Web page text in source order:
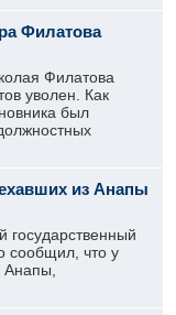
Филатова
Филатова
уволен. Как
был
из Анапы
государственный
сообщил, что у
Анапы,